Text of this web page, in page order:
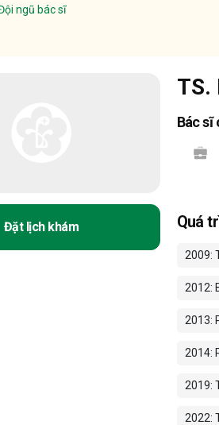
ngũ bác sĩ
Đặt lịch khám
TS.
Bác sĩ
Quá
2009:
2012:
2013:
2014:
2019:
2022: